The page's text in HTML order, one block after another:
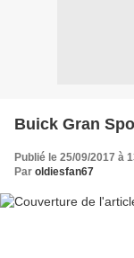
Buick Gran
Publié le 25/09/2017 à
Par oldiesfan67